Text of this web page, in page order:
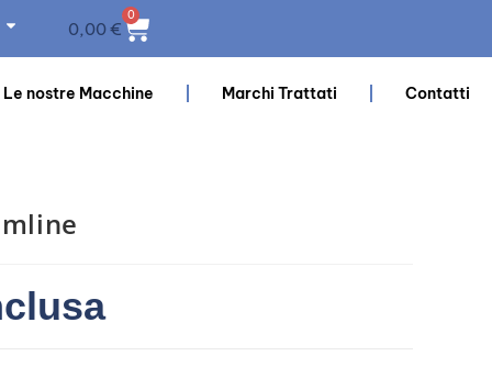
0,00€
0
Le nostre Macchine Marchi Trattati Contatti